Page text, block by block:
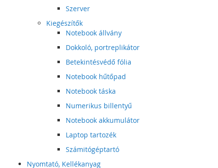
Szerver
Kiegészítők
Notebook állvány
Dokkoló, portreplikátor
Betekintésvédő fólia
Notebook hűtőpad
Notebook táska
Numerikus billentyű
Notebook akkumulátor
Laptop tartozék
Számitógéptartó
Nyomtató, Kellékanyag